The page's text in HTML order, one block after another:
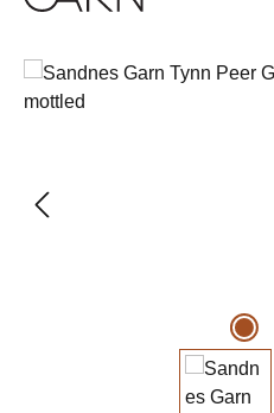
Bildergalerie überspringen